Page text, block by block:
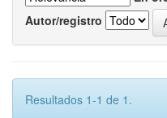
Autor/registro
Resultados 1-1 de 1.